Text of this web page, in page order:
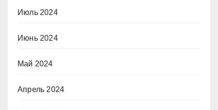
Июль 2024
Июнь 2024
Май 2024
Апрель 2024